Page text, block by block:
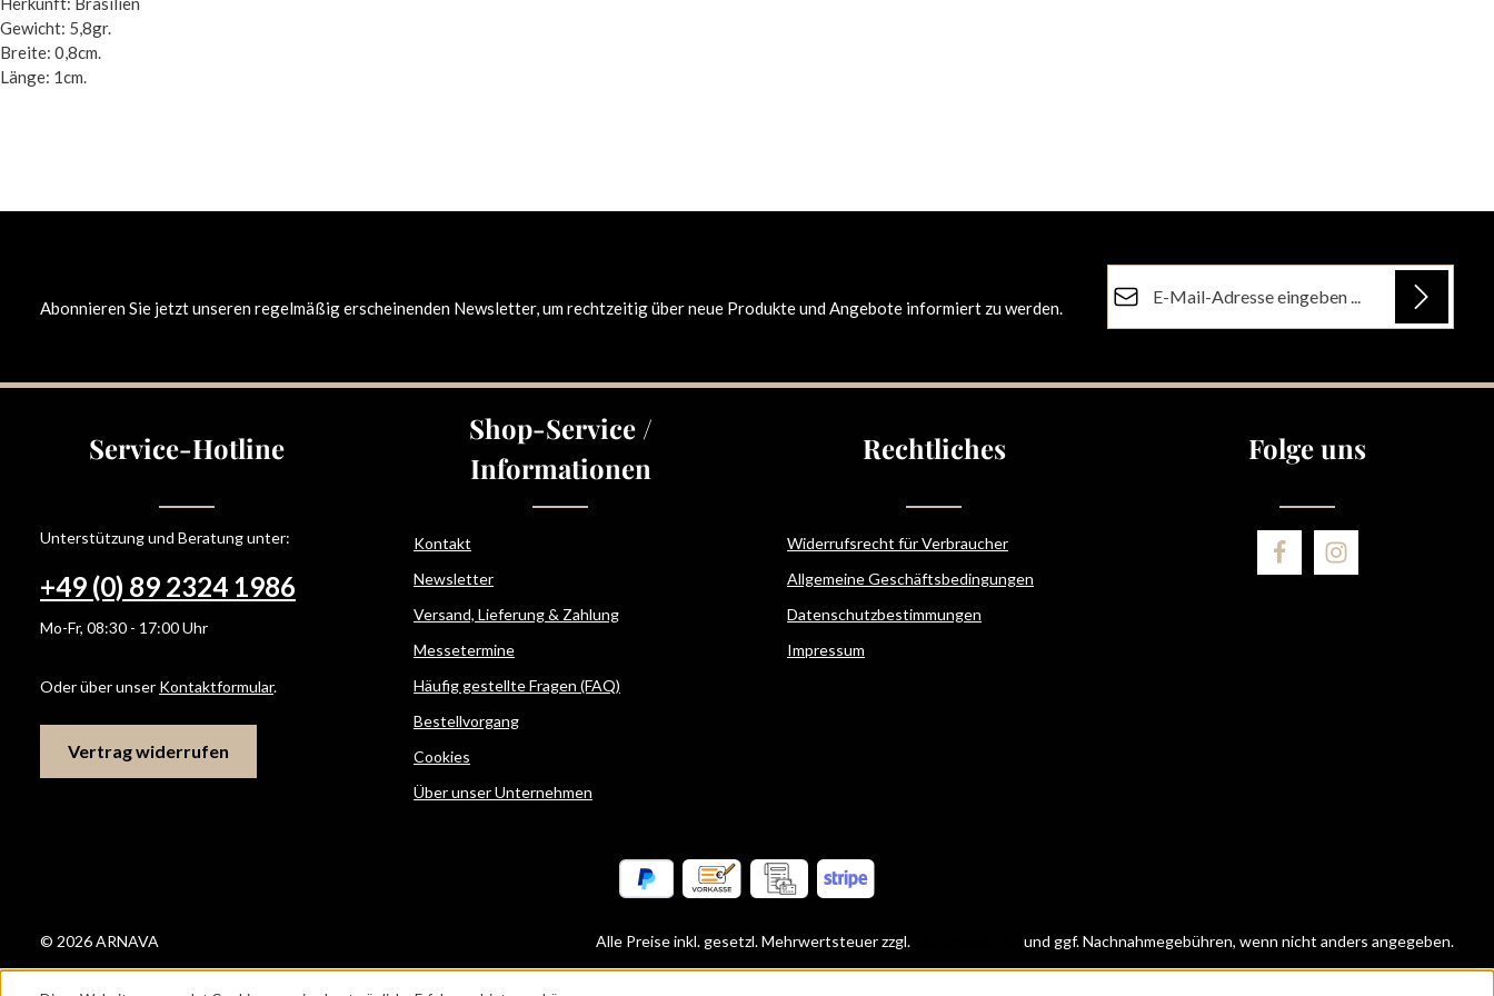
Gewicht: 5,8gr.
Breite: 0,8cm.
Länge: 1cm.
Abonnieren Sie jetzt unseren regelmäßig erscheinenden Newsletter, um rechtzeitig über neue Produkte und Angebote informiert zu werden.
Ich habe dieDatenschutzbestimmungenzur
Pflichtfelder.
Service-Hotline
Unterstützung und Beratung unter:
+49 (0) 89 2324 1986
Mo-Fr, 08:30 - 17:00 Uhr
Oder über unser Kontaktformular.
Vertrag widerrufen
Shop-Service /
Informationen
Kontakt
Newsletter
Versand, Lieferung & Zahlung
Messetermine
Häufig gestellte Fragen (FAQ)
Bestellvorgang
Cookies
Über unser Unternehmen
Rechtliches
Widerrufsrecht für Verbraucher
Allgemeine Geschäftsbedingungen
Datenschutzbestimmungen
Impressum
Folge uns
© 2026 ARNAVA Alle Preise inkl. gesetzl. Mehrwertsteuer zzgl. und ggf. Nachnahmegebühren, wenn nicht anders angegeben.